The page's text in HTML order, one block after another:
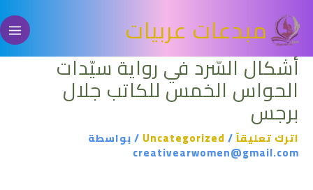
إلى
المحتوىمبدعات عربيات
أشكال السّرد في رواية سيّدات
الحواس الخمس للكاتب جلال
برجس
اترك تعليقاً/
Uncategorized / بواسطة
creativearwomen@gmail.com